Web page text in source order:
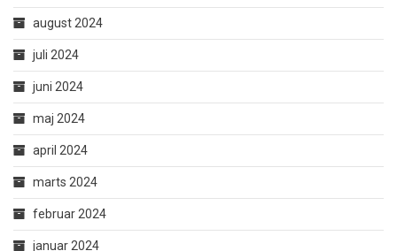
august 2024
juli 2024
juni 2024
maj 2024
april 2024
marts 2024
februar 2024
januar 2024